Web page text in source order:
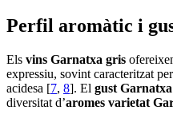
Perfil aromàtic i
Els vins Garnatxa gris
expressiu, sovint caracteritzat
acidesa [7, 8]. El gust
diversitat d’aromes varietat